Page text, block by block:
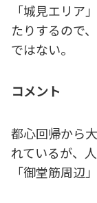
「城見エリア
たりするので
ではない。
コメント
都心回帰から
れているが、
「御堂筋周辺